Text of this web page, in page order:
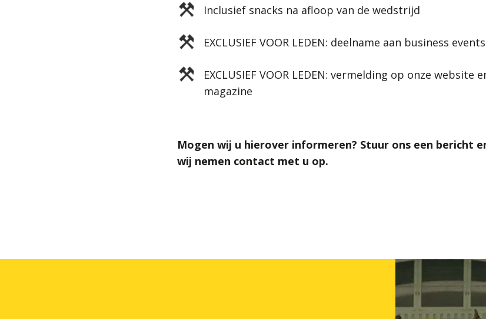
Inclusief snacks na afloop van de wedstrijd
EXCLUSIEF VOOR LEDEN: deelname aan business events
EXCLUSIEF VOOR LEDEN: vermelding op onze website
magazine
Mogen wij u hierover informeren? Stuur ons een bericht
wij nemen contact met u op.